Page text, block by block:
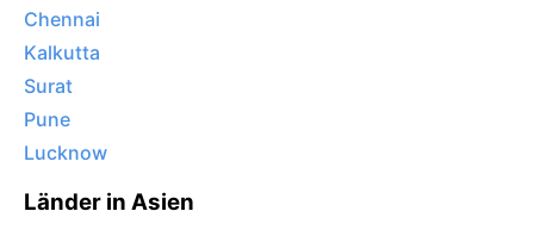
Chennai
Kalkutta
Surat
Pune
Lucknow
Länder in Asien